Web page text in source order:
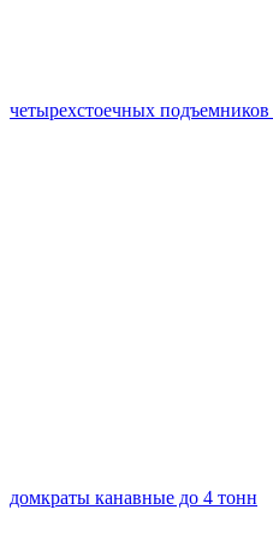
четырехстоечных подъемников
домкраты канавные до 4 тонн